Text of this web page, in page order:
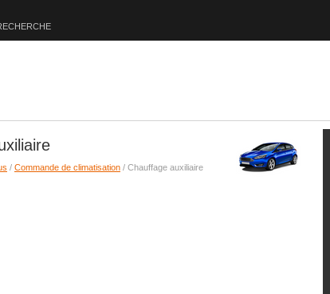
/ Commande de climatisation / Chauffage auxiliaire